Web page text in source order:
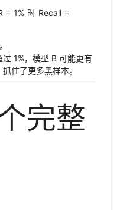
= 1% 时 Recall =
1%，模型 B 可能更有
住了更多黑样本。
完整